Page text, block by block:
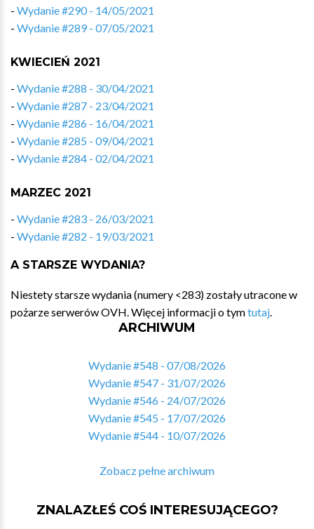
- Wydanie #290 - 14/05/2021
- Wydanie #289 - 07/05/2021
KWIECIEŃ 2021
- Wydanie #288 - 30/04/2021
- Wydanie #287 - 23/04/2021
- Wydanie #286 - 16/04/2021
- Wydanie #285 - 09/04/2021
- Wydanie #284 - 02/04/2021
MARZEC 2021
- Wydanie #283 - 26/03/2021
- Wydanie #282 - 19/03/2021
A STARSZE WYDANIA?
Niestety starsze wydania (numery <283) zostały utracone w
pożarze serwerów OVH. Więcej informacji o tymtutaj.
ARCHIWUM
Wydanie #548 - 07/08/2026
Wydanie #547 - 31/07/2026
Wydanie #546 - 24/07/2026
Wydanie #545 - 17/07/2026
Wydanie #544 - 10/07/2026
Zobacz pełne archiwum
ZNALAZŁEŚ COŚ INTERESUJĄCEGO?